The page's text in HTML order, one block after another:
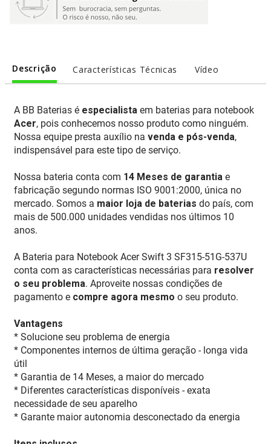
Descrição Características Técnicas Vídeo
A BB Baterias é especialista em baterias para notebook
Acer, pois conhecemos nosso produto como ninguém.
Nossa equipe presta auxílio na venda e pós-venda,
indispensável para este tipo de serviço.
Nossa bateria conta com 14 Meses de garantia e
fabricação segundo normas ISO 9001:2000, única no
mercado. Somos a maior loja de baterias do país, com
mais de 500.000 unidades vendidas nos últimos 10
anos.
A Bateria para Notebook Acer Swift 3 SF315-51G-537U
conta com as características necessárias para resolver
o seu problema. Aproveite nossas condições de
pagamento e compre agora mesmo o seu produto.
Vantagens
* Solucione seu problema de energia
* Componentes internos de última geração - longa vida
útil
* Garantia de 14 Meses, a maior do mercado
* Diferentes características disponíveis - exata
necessidade de seu aparelho
* Garante maior autonomia desconectado da energia